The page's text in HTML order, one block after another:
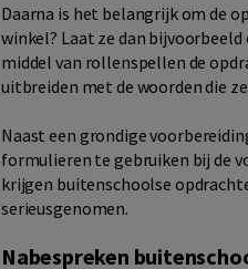
Daarna is het belangrijk om de
winkel? Laat ze dan bijvoorbeeld
middel van rollenspellen de
uitbreiden met de woorden die
Naast een grondige
formulieren te gebruiken bij de
krijgen buitenschoolse
serieusgenomen.
Nabespreken